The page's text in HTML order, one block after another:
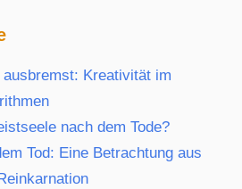
Kreativität im
nach dem Tode?
Tod: Eine Betrachtung aus